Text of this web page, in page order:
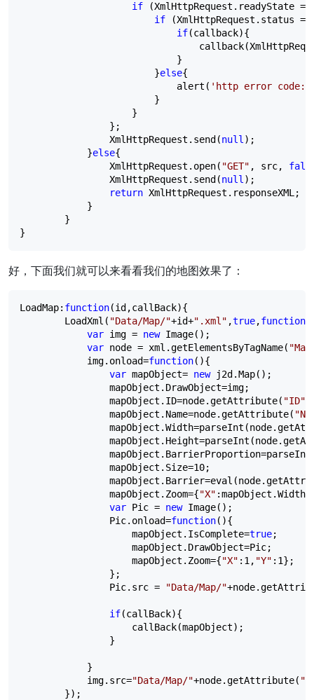
if (XmlHttpRequest.readyState ==
if (XmlHttpRequest.status ==
if(callback){
                            }
                        }
else{
                            alert(
' http error code:
                        }
                    }
                };
                XmlHttpRequest.send(
null );
            }
else{
                XmlHttpRequest.open(
"GET" , src,
                XmlHttpRequest.send(
null );
return XmlHttpRequest.responseXML;
            }
        }
}
好，下面我们就可以来看看我们的地图效果了：
LoadMap: function(id,callBack){
        LoadXml(
"Data/Map/"+id+" .xml " ,true,function
var img = new Image();
var node = xml.getElementsByTagName( "Map
            img.onload
=function(){
var mapObject= new j2d.Map();
                mapObject.DrawObject
=img;
                mapObject.ID
=node.getAttribute( "ID"
                mapObject.Name
=node.getAttribute( "
                mapObject.Width
=
                mapObject.Height
=
                mapObject.BarrierProportion
=
                mapObject.Size
=10;
                mapObject.Barrier
=
                mapObject.Zoom
={"X" :mapObject.Width
var Pic = new Image();
                Pic.onload
=function(){
                    mapObject.IsComplete
=true;
                    mapObject.DrawObject
=Pic;
                    mapObject.Zoom
={"X" : 1 , "Y" : 1};
                };
                Pic.src
= "Data/Map/"+
if(callBack){
                    callBack(mapObject);
                }
            }
            img.src
="Data/Map/"+node.getAttribute( "
        });